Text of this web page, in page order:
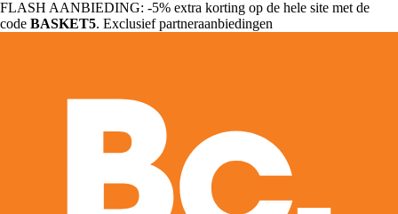
FLASH AANBIEDING: -5% extra korting op de hele site met de
code BASKET5. Exclusief partneraanbiedingen